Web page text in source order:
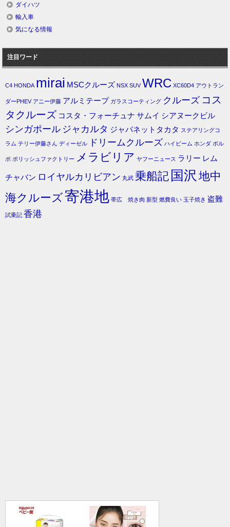
ダイハツ
輸入車
気になる情報
注目ワード
C4 HONDA mirai MSCクルーズ NSX SUV WRC XC60D4 アウトラン
ダーPHEV アニー伊藤 アルミテープ ガラスコーティング クルーズ コス
タクルーズ コスタ・フォーチュナ サムイ シアヌークビル
シンガポール ジャカルタ ジャパネットタカタ ステアリングコ
ラム テリー伊藤さん ディーゼル ドリームクルーズ ハイビーム ホンダ ボル
ボ ポリッシュファクトリー メラビリア ヤフーニュース ラリー レム
チャバン ロイヤルカリビアン 丸武 乗船記 国沢 地中
海クルーズ寄港地 帯広 焼き肉 新型 燃費良い 玉子焼き 盗難
試乗記 香港